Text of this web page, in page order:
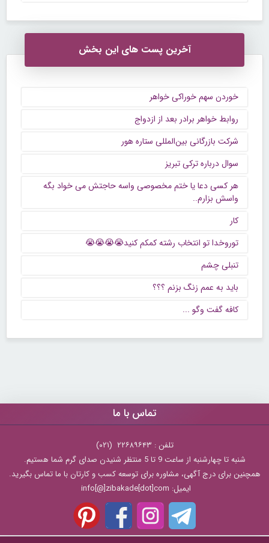
آخرین پست های این بخش
خوردن سهم خوراکی خواهر
روابط خواهر برادر بعد از ازدواج
شرکت بازرگانی بین‌المللی ستاره هور
سوال درباره ترکی تبریز
هر کسی دعا یا ختم مخصوصی واسه حاجتش می خواد بگه
واسش بزارم..
کار
توروخدا تو انتخاب رشته کمکم کنید😭😭😭😭
تنبلی چشم
باید به عمم زنگ بزنم ؟؟؟
كافه گفت وگو ...
تماس با ما
تلفن : ۲۲۶۸۹۶۴۳ (۰۲۱)
شنبه تا چهارشنبه از ساعت 9 تا 5 منتظر شنیدن صدای گرم شما هستیم.
همچنین برای درج آگهی، مشاوره برای توسعه کسب و کارتان با ما تماس بگیرید.
ایمیل: info[@]zibakade[dot]com